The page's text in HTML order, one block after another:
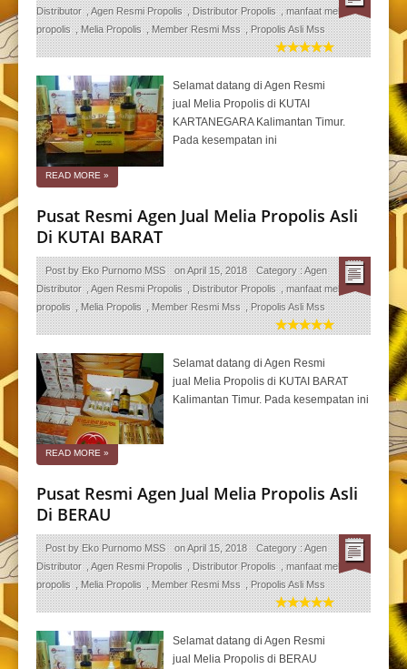
Distributor ,Agen Resmi Propolis ,Distributor Propolis ,manfaat melia
propolis ,Melia Propolis ,Member Resmi Mss ,Propolis Asli Mss
Selamat datang di Agen Resmi
jual Melia Propolis di KUTAI
KARTANEGARA Kalimantan Timur.
Pada kesempatan ini
READ MORE »
Pusat Resmi Agen Jual Melia Propolis Asli
Di KUTAI BARAT
Post byEko Purnomo MSS onApril 15, 2018 Category :Agen
Distributor ,Agen Resmi Propolis ,Distributor Propolis ,manfaat melia
propolis ,Melia Propolis ,Member Resmi Mss ,Propolis Asli Mss
Selamat datang di Agen Resmi
jual Melia Propolis di KUTAI BARAT
Kalimantan Timur. Pada kesempatan ini
READ MORE »
Pusat Resmi Agen Jual Melia Propolis Asli
Di BERAU
Post byEko Purnomo MSS onApril 15, 2018 Category :Agen
Distributor ,Agen Resmi Propolis ,Distributor Propolis ,manfaat melia
propolis ,Melia Propolis ,Member Resmi Mss ,Propolis Asli Mss
Selamat datang di Agen Resmi
jual Melia Propolis di BERAU